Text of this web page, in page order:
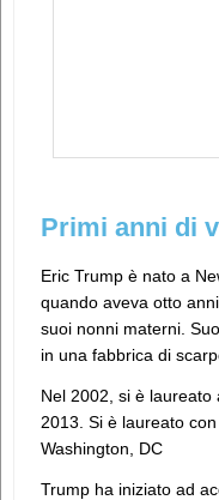
Primi anni di
Eric Trump è nato a
quando aveva otto
suoi nonni materni.
in una fabbrica di
Nel 2002, si è
2013. Si è laureato
Washington, DC
Trump ha iniziato ad